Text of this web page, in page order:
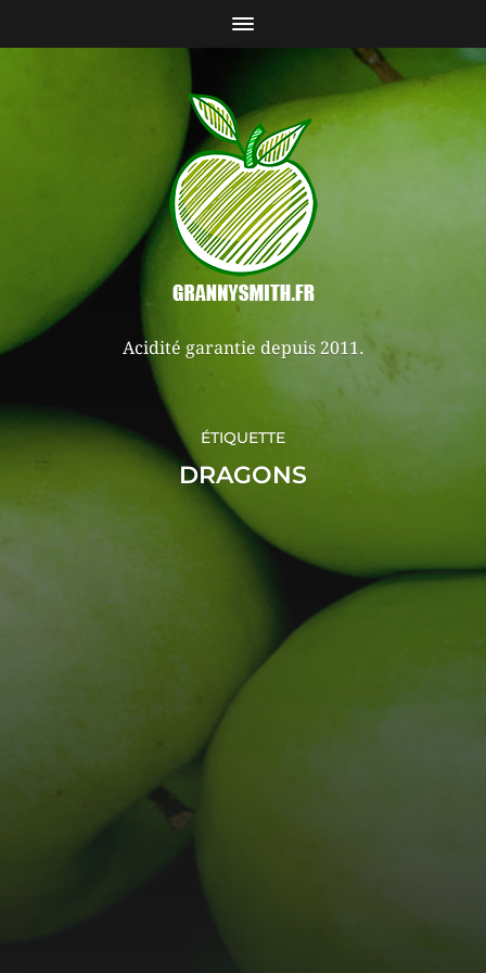
Acidité garantie depuis 2011.
ÉTIQUETTE
DRAGONS